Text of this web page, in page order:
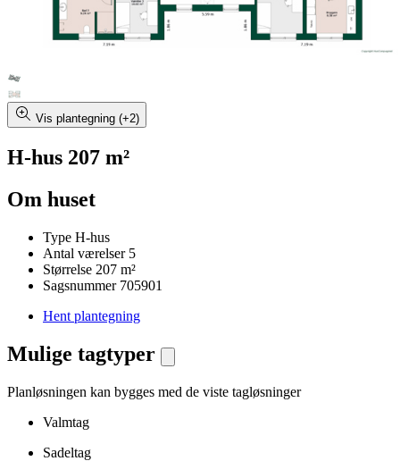
Vis plantegning (+2)
H-hus 207 m²
Om huset
Type H-hus
Antal værelser 5
Størrelse 207 m²
Sagsnummer 705901
Hent plantegning
Mulige tagtyper
Planløsningen kan bygges med de viste tagløsninger
Valmtag
Sadeltag